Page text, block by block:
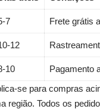
7 Frete grátis
12
10
Pagamento
se para compras
região. Todos os